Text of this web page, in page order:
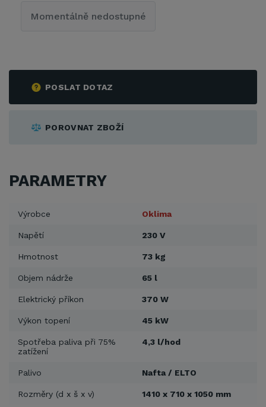
POSLAT DOTAZ
POROVNAT ZBOŽÍ
Momentálně nedostupné
PARAMETRY
Výrobce Oklima
Napětí 230 V
Hmotnost 73 kg
Objem nádrže 65 l
Elektrický příkon 370 W
Výkon topení 45 kW
Spotřeba paliva při 75%
zatížení
4,3 l/hod
Palivo Nafta / ELTO
Rozměry (d x š x v) 1410 x 710 x 1050 mm